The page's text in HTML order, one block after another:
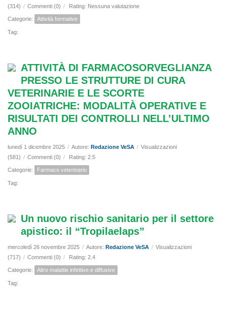
(314) / Commenti (0) / Rating: Nessuna valutazione
Categorie: Attività formative
Tag:
ATTIVITÀ DI FARMACOSORVEGLIANZA
PRESSO LE STRUTTURE DI CURA
VETERINARIE E LE SCORTE
ZOOIATRICHE: MODALITÀ OPERATIVE E
RISULTATI DEI CONTROLLI NELL’ULTIMO
ANNO
lunedì 1 dicembre 2025 / Autore: Redazione VeSA / Visualizzazioni
(581) / Commenti (0) / Rating: 2.5
Categorie: Farmaco veterinario
Tag:
Un nuovo rischio sanitario per il settore
apistico: il “Tropilaelaps”
mercoledì 26 novembre 2025 / Autore: Redazione VeSA / Visualizzazioni
(717) / Commenti (0) / Rating: 2.4
Categorie: Altre malattie infettive e diffusive
Tag: